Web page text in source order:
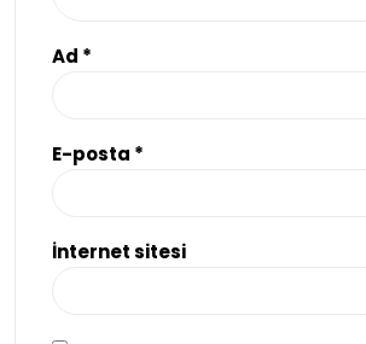
Ad *
E-posta *
İnternet sitesi